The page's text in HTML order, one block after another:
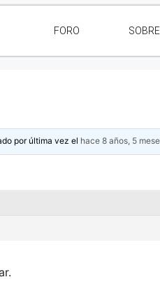
FORO
por última vez el hace 8 años, 5